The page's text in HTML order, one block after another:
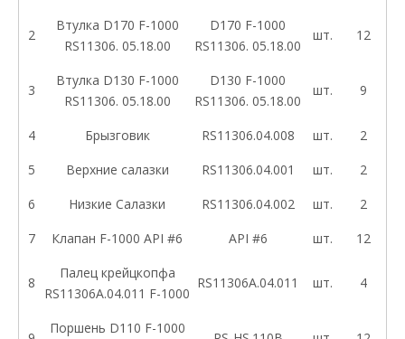
2
Втулка D170 F-1000
RS11306. 05.18.00
D170 F-1000
RS11306. 05.18.00
шт. 12
3
Втулка D130 F-1000
RS11306. 05.18.00
D130 F-1000
RS11306. 05.18.00
шт. 9
4 Брызговик RS11306.04.008 шт.
2
5
Верхние салазки RS11306.04.001 шт.
2
6
Низкие Салазки RS11306.04.002 шт.
2
7
Клапан F-1000 API #6 API #6 шт. 12
8
Палец крейцкопфа
RS11306A.04.011 F-1000
RS11306А.04.011 шт. 4
Поршень D110 F-1000